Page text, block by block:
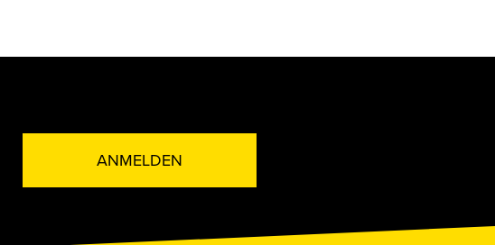
ANMELDEN